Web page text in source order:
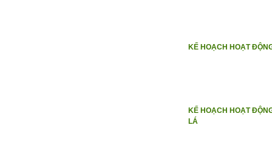
KẾ HOẠCH HOẠT
KẾ HOẠCH HOẠT
LÁ